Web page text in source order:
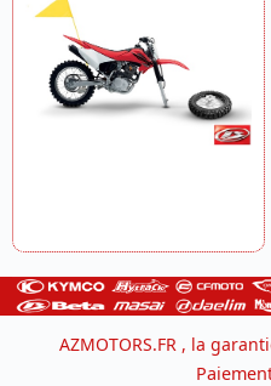
AZMOTORS.FR , la